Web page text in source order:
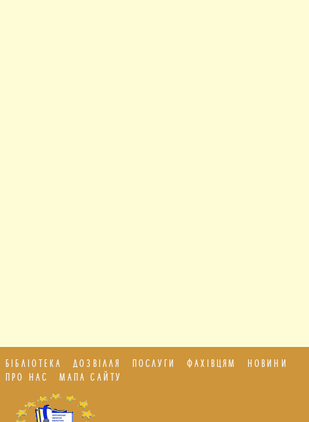
БІБЛІОТЕКА ДОЗВІЛЛЯ ПОСЛУГИ ФАХІВЦЯМ
НОВИНИ
ПРО НАС
МАПА САЙТУ